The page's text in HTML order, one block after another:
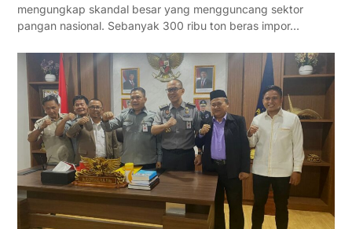
mengungkap skandal besar yang mengguncang sektor
pangan nasional. Sebanyak 300 ribu ton beras impor…